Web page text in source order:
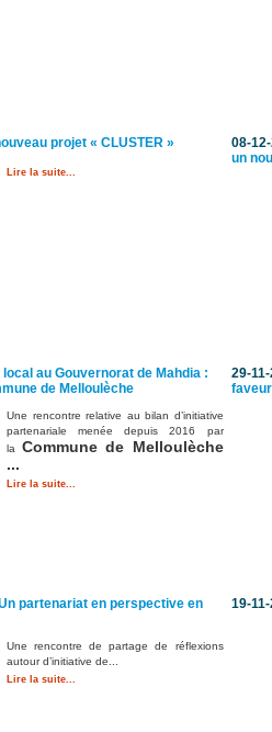
projet « CLUSTER »
Lire la suite...
08-
un
au Gouvernorat de Mahdia :
de Melloulèche
Une rencontre relative au bilan d’initiative
partenariale menée depuis 2016 par
laCommune de Melloulèche
...
Lire la suite...
29-
partenariat en perspective en
Une rencontre de partage de réflexions
autour d’initiative de...
Lire la suite...
19-